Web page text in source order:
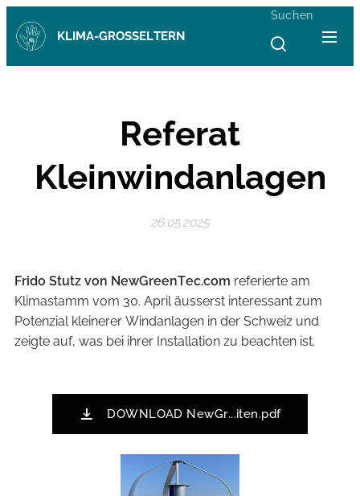
KLIMA-GROSSELTERN
Suchen
Referat
Kleinwindanlagen
26.05.2025
Frido Stutz von NewGreenTec.com referierte am
Klimastamm vom 30. April äusserst interessant zum
Potenzial kleinerer Windanlagen in der Schweiz und
zeigte auf, was bei ihrer Installation zu beachten ist.
DOWNLOAD NewGr...iten.pdf